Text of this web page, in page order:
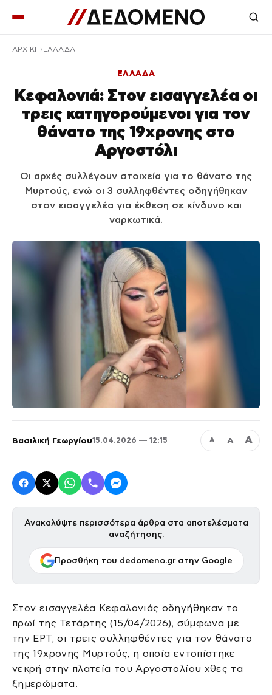
ΑΡΧΙΚΉ ΕΛΛΑΔΑ
ΕΛΛΑΔΑ
Κεφαλονιά: Στον εισαγγελέα οι
τρεις κατηγορούμενοι για τον
θάνατο της 19χρονης στο
Αργοστόλι
Οι αρχές συλλέγουν στοιχεία για το θάνατο της
Μυρτούς, ενώ οι 3 συλληφθέντες οδηγήθηκαν
στον εισαγγελέα για έκθεση σε κίνδυνο και
ναρκωτικά.
Βασιλική Γεωργίου15.04.2026 — 12:15 Α Α Α
Ανακαλύψτε περισσότερα άρθρα στα αποτελέσματα
αναζήτησης.
Προσθήκη του dedomeno.gr στην Google
Στον εισαγγελέα Κεφαλονιάς οδηγήθηκαν το
πρωί της Τετάρτης (15/04/2026), σύμφωνα με
την ΕΡΤ, οι τρεις συλληφθέντες για τον θάνατο
της 19χρονης Μυρτούς, η οποία εντοπίστηκε
νεκρή στην πλατεία του Αργοστολίου χθες τα
ξημερώματα.